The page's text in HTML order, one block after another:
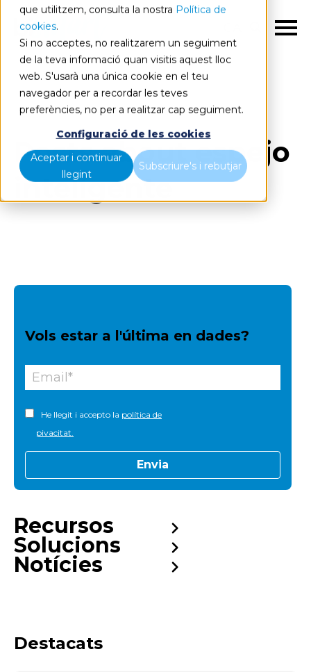
que utilitzem, consulta la nostra Política de
cookies.
Si no acceptes, no realitzarem un seguiment
de la teva informació quan visitis aquest lloc
web. S'usarà una única cookie en el teu
navegador per a recordar les teves
preferències, no per a realitzar cap seguiment.
Configuració de les cookies
Aceptar i continuar
llegint
Subscriure's i rebutjar
Blog Tots els articles
Posts about espejo
inteligente
Vols estar a l'última en dades?
He llegit i accepto la política de
pivacitat.
Recursos
Solucions
Notícies
Destacats